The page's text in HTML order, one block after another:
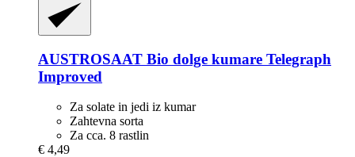
AUSTROSAAT Bio dolge kumare Telegraph
Improved
Za solate in jedi iz kumar
Zahtevna sorta
Za cca. 8 rastlin
€ 4,49